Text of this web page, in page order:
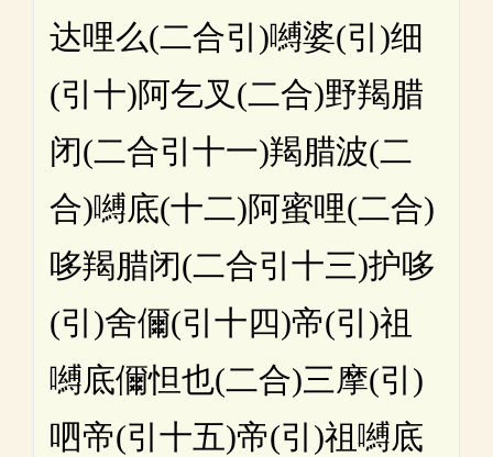
达哩么(二合引)嚩婆(引)细
(引十)阿乞叉(二合)野羯腊
闭(二合引十一)羯腊波(二
合)嚩底(十二)阿蜜哩(二合)
哆羯腊闭(二合引十三)护哆
(引)舍儞(引十四)帝(引)祖
嚩底儞怛也(二合)三摩(引)
呬帝(引十五)帝(引)祖嚩底